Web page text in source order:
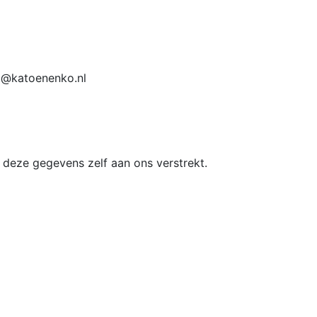
gegevens zelf aan ons verstrekt.